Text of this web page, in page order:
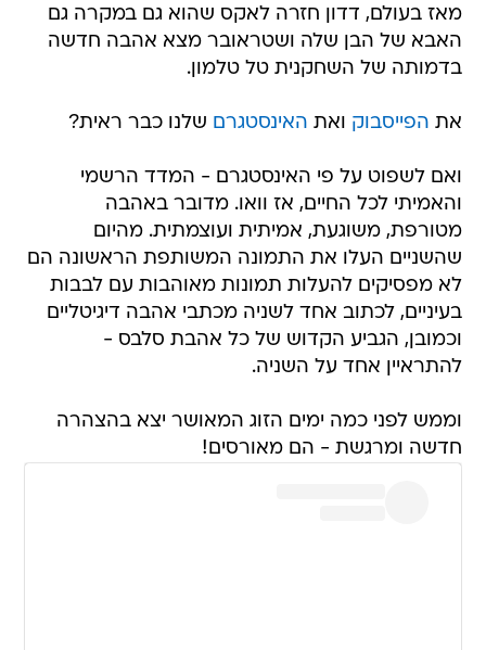
מאז בעולם, דדון חזרה לאקס שהוא גם במקרה גם
האבא של הבן שלה ושטראובר מצא אהבה חדשה
בדמותה של השחקנית טל טלמון.
את הפייסבוק ואת האינסטגרם שלנו כבר ראית?
ואם לשפוט על פי האינסטגרם - המדד הרשמי
והאמיתי לכל החיים, אז וואו. מדובר באהבה
מטורפת, משוגעת, אמיתית ועוצמתית. מהיום
שהשניים העלו את התמונה המשותפת הראשונה הם
לא מפסיקים להעלות תמונות מאוהבות עם לבבות
בעיניים, לכתוב אחד לשניה מכתבי אהבה דיגיטליים
וכמובן, הגביע הקדוש של כל אהבת סלבס -
להתראיין אחד על השניה.
וממש לפני כמה ימים הזוג המאושר יצא בהצהרה
חדשה ומרגשת - הם מאורסים!